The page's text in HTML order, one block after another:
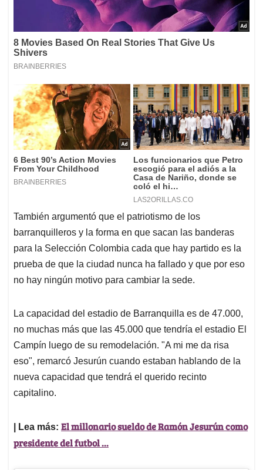
También argumentó que el patriotismo de los
barranquilleros y la forma en que sacan las banderas
para la Selección Colombia cada que hay partido es la
prueba de que la ciudad nunca ha fallado y que por eso
no hay ningún motivo para cambiar la sede.
La capacidad del estadio de Barranquilla es de 47.000,
no muchas más que las 45.000 que tendría el estadio El
Campín luego de su remodelación. "A mi me da risa
eso", remarcó Jesurún cuando estaban hablando de la
nueva capacidad que tendrá el querido recinto
capitalino.
| Lea más: El millonario sueldo de Ramón Jesurún como
presidente del futbol ...